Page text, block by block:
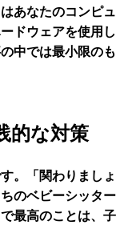
あなたのコンピュ
ドウェアを使用し
中では最小限のも
的な対策
。「関わりましょ
のベビーシッター
最高のことは、子